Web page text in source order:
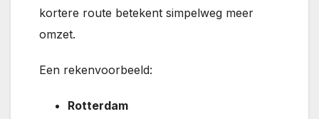
kortere route betekent simpelweg meer
omzet.
Een rekenvoorbeeld:
Rotterdam